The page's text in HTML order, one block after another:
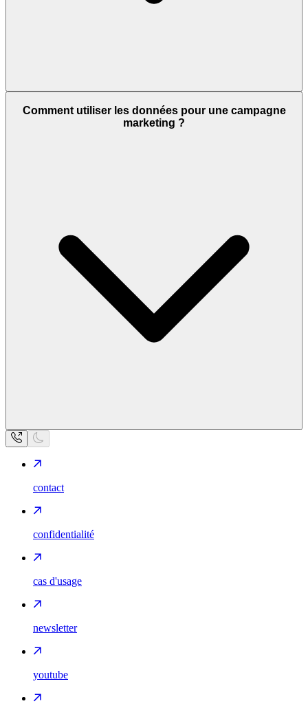
Comment utiliser les données pour une campagne
marketing ?
contact
confidentialité
cas d'usage
newsletter
youtube